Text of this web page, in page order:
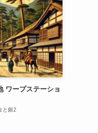
ワープステーショ
と銀2